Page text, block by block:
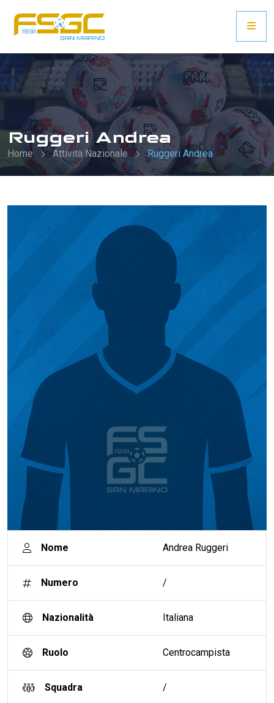
Ruggeri Andrea
Home Attività Nazionale Ruggeri Andrea
Nome Andrea Ruggeri
Numero /
Nazionalità Italiana
Ruolo Centrocampista
Squadra /